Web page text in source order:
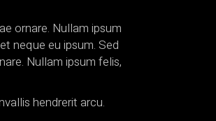
ornare. Nullam ipsum
neque eu ipsum. Sed
Nullam ipsum felis,
hendrerit arcu.